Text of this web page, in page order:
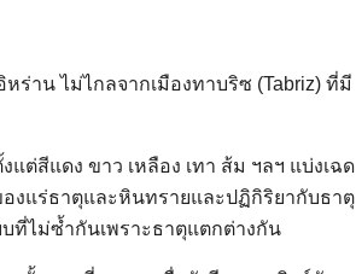
ร่าน ไม่ไกลจากเมืองทาบริซ (Tabriz) ที่มี
ต่สีแดง ขาว เหลือง เทา ส้ม ฯลฯ แบ่งเฉด
งแร่ธาตุและหินทรายและปฏิกิริยากับธาตุ
ที่ไม่ซ้ำกันเพราะธาตุแตกต่างกัน